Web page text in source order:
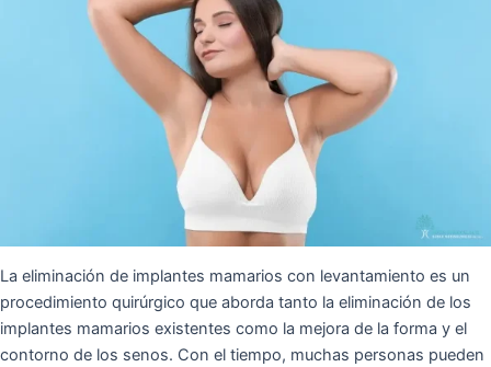
La eliminación de implantes mamarios con levantamiento es un
procedimiento quirúrgico que aborda tanto la eliminación de los
implantes mamarios existentes como la mejora de la forma y el
contorno de los senos. Con el tiempo, muchas personas pueden